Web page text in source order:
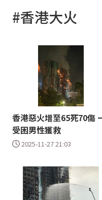
#香港大火
香港惡火增至65死70傷
受困男性獲救
2025-11-27 21:03